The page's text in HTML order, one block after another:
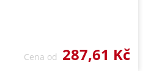
Cena od 287,61 Kč